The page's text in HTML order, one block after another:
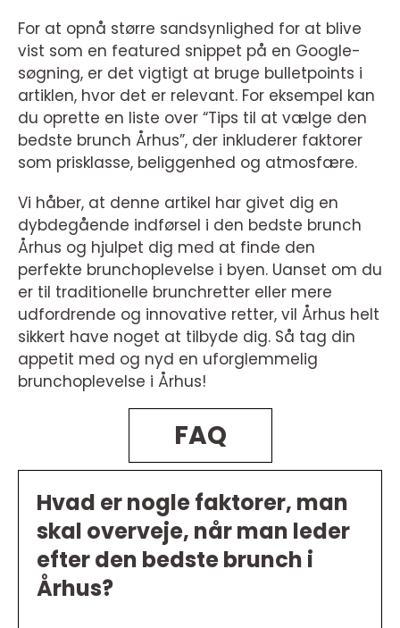
For at opnå større sandsynlighed for at blive
vist som en featured snippet på en Google-
søgning, er det vigtigt at bruge bulletpoints i
artiklen, hvor det er relevant. For eksempel kan
du oprette en liste over “Tips til at vælge den
bedste brunch Århus”, der inkluderer faktorer
som prisklasse, beliggenhed og atmosfære.
Vi håber, at denne artikel har givet dig en
dybdegående indførsel i den bedste brunch
Århus og hjulpet dig med at finde den
perfekte brunchoplevelse i byen. Uanset om du
er til traditionelle brunchretter eller mere
udfordrende og innovative retter, vil Århus helt
sikkert have noget at tilbyde dig. Så tag din
appetit med og nyd en uforglemmelig
brunchoplevelse i Århus!
FAQ
Hvad er nogle faktorer, man
skal overveje, når man leder
efter den bedste brunch i
Århus?